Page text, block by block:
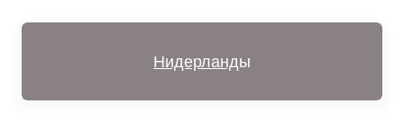
Нидерланды